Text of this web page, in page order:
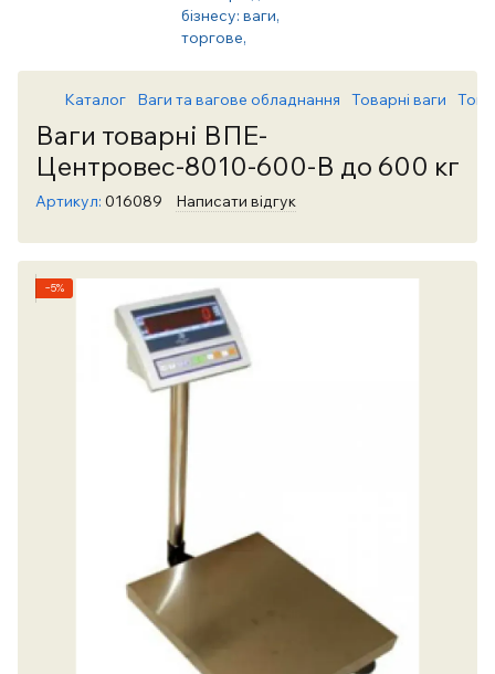
Каталог Ваги та вагове обладнання Товарні ваги
Ваги товарні ВПЕ-
Центровес-8010-600-В до 600 кг
Артикул: 016089 Написати відгук
−5%